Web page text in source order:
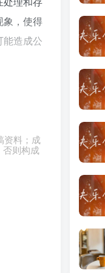
象，使得
造成公
权、
原则，
资料；成
否则构成